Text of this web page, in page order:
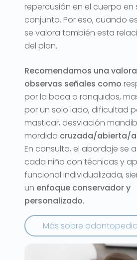
repercusión en el cuerpo en
conjunto. Por eso, cuando
se valora también esta
del plan.
Recomendamos una
observas señales como
por la boca o ronquidos,
por un solo lado, dificultad
masticar, desviación
mordida cruzada/abierta/
En consulta, el abordaje se
cada niño con técnicas y
funcional individualizada,
un enfoque conservador y
personalizado.
Más sobre odontopedi